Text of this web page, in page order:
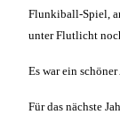
Flunkiball-Spiel,
unter Flutlicht
Es war ein
Für das nächste